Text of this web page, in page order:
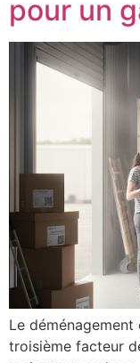
pour un
Le
troisième facteur